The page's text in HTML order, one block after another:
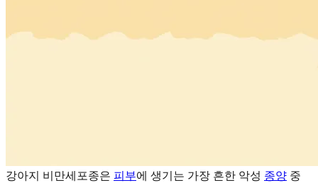
강아지 비만세포종은 피부에 생기는 가장 흔한 악성 종양 중